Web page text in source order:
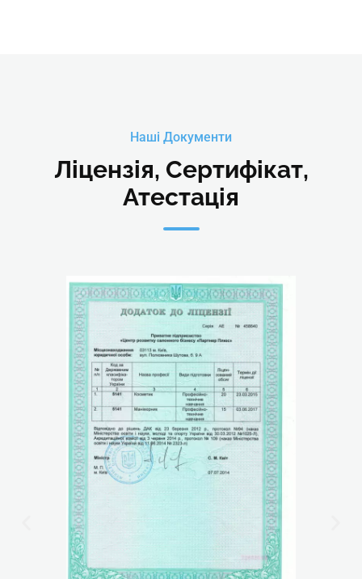
Наші Документи
Ліцензія, Сертифікат,
Атестація